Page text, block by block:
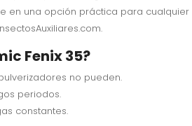
en una opción práctica para
Fenix 35?
no pueden.
periodos.
constantes.